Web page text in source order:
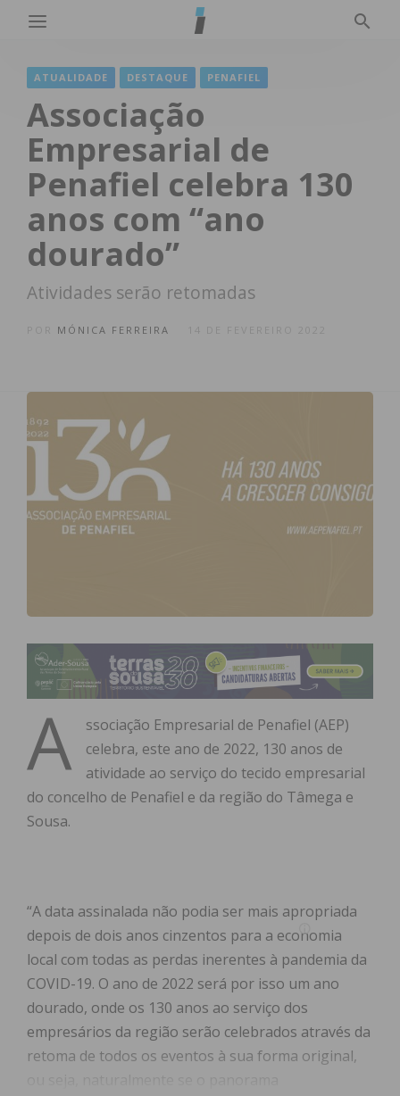
ATUALIDADE DESTAQUE PENAFIEL
Associação
Empresarial de
Penafiel celebra 130
anos com “ano
dourado”
Atividades serão retomadas
MÓNICA FERREIRA 14 DE FEVEREIRO 2022
A
ssociação Empresarial de Penafiel (AEP)
celebra, este ano de 2022, 130 anos de
atividade ao serviço do tecido empresarial
do concelho de Penafiel e da região do Tâmega e
Sousa.
“A data assinalada não podia ser mais apropriada
depois de dois anos cinzentos para a economia
local com todas as perdas inerentes à pandemia da
COVID-19. O ano de 2022 será por isso um ano
dourado, onde os 130 anos ao serviço dos
empresários da região serão celebrados através da
retoma de todos os eventos à sua forma original,